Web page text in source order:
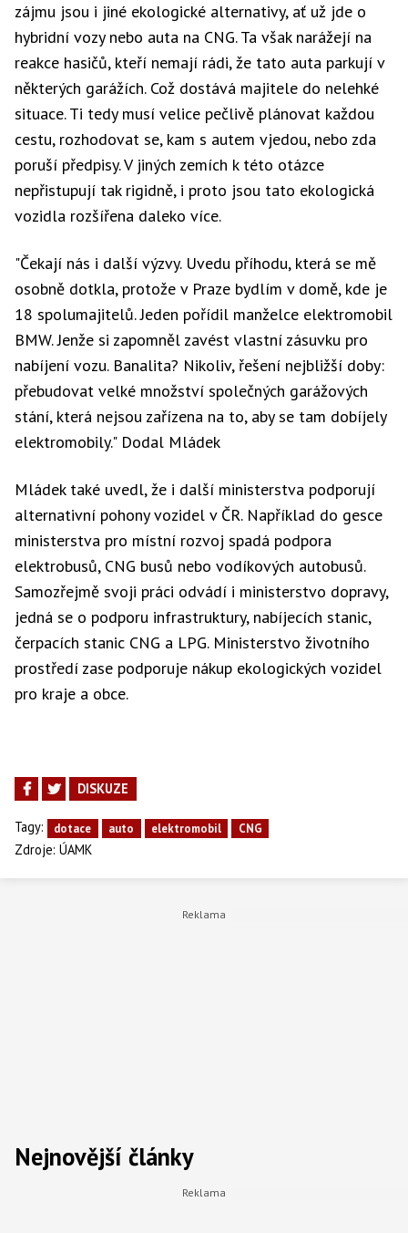
zájmu jsou i jiné ekologické alternativy, ať už jde o
hybridní vozy nebo auta na CNG. Ta však narážejí na
reakce hasičů, kteří nemají rádi, že tato auta parkují v
některých garážích. Což dostává majitele do nelehké
situace. Ti tedy musí velice pečlivě plánovat každou
cestu, rozhodovat se, kam s autem vjedou, nebo zda
poruší předpisy. V jiných zemích k této otázce
nepřistupují tak rigidně, i proto jsou tato ekologická
vozidla rozšířena daleko více.
"Čekají nás i další výzvy. Uvedu příhodu, která se mě
osobně dotkla, protože v Praze bydlím v domě, kde je
18 spolumajitelů. Jeden pořídil manželce elektromobil
BMW. Jenže si zapomněl zavést vlastní zásuvku pro
nabíjení vozu. Banalita? Nikoliv, řešení nejbližší doby:
přebudovat velké množství společných garážových
stání, která nejsou zařízena na to, aby se tam dobíjely
elektromobily." Dodal Mládek
Mládek také uvedl, že i další ministerstva podporují
alternativní pohony vozidel v ČR. Například do gesce
ministerstva pro místní rozvoj spadá podpora
elektrobusů, CNG busů nebo vodíkových autobusů.
Samozřejmě svoji práci odvádí i ministerstvo dopravy,
jedná se o podporu infrastruktury, nabíjecích stanic,
čerpacích stanic CNG a LPG. Ministerstvo životního
prostředí zase podporuje nákup ekologických vozidel
pro kraje a obce.
DISKUZE
Tagy: dotace auto elektromobil CNG
Zdroje: ÚAMK
Nejnovější články